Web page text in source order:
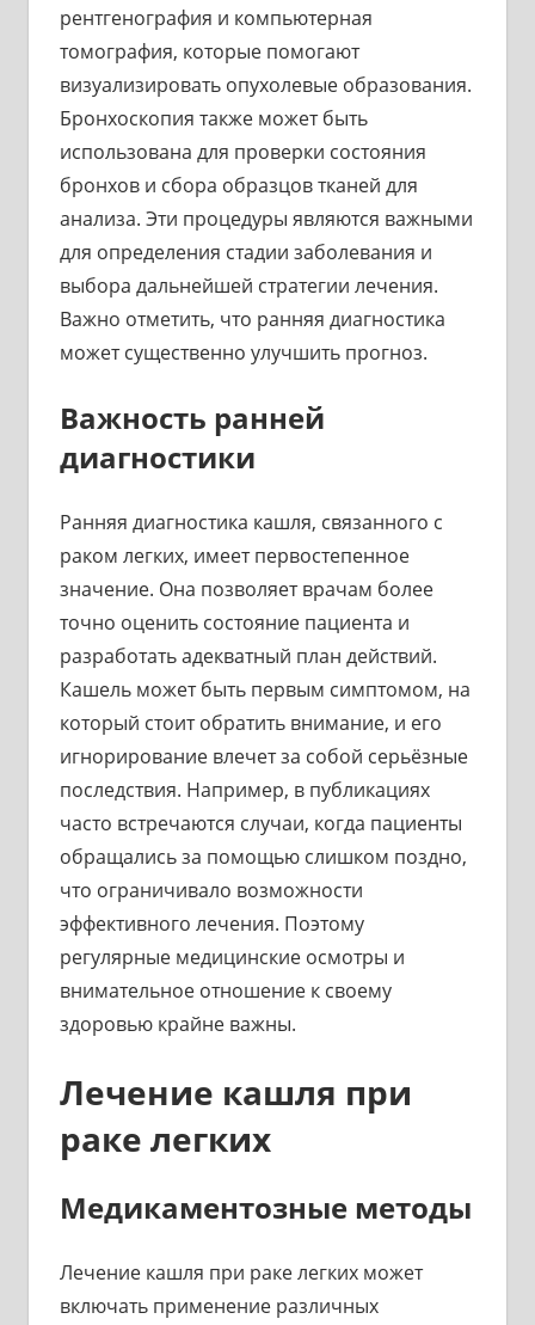
рентгенография и компьютерная
томография, которые помогают
визуализировать опухолевые образования.
Бронхоскопия также может быть
использована для проверки состояния
бронхов и сбора образцов тканей для
анализа. Эти процедуры являются важными
для определения стадии заболевания и
выбора дальнейшей стратегии лечения.
Важно отметить, что ранняя диагностика
может существенно улучшить прогноз.
Важность ранней
диагностики
Ранняя диагностика кашля, связанного с
раком легких, имеет первостепенное
значение. Она позволяет врачам более
точно оценить состояние пациента и
разработать адекватный план действий.
Кашель может быть первым симптомом, на
который стоит обратить внимание, и его
игнорирование влечет за собой серьёзные
последствия. Например, в публикациях
часто встречаются случаи, когда пациенты
обращались за помощью слишком поздно,
что ограничивало возможности
эффективного лечения. Поэтому
регулярные медицинские осмотры и
внимательное отношение к своему
здоровью крайне важны.
Лечение кашля при
раке легких
Медикаментозные методы
Лечение кашля при раке легких может
включать применение различных